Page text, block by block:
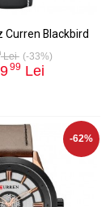
Curren Blackbird
Lei (-33%)
99Lei
-62%